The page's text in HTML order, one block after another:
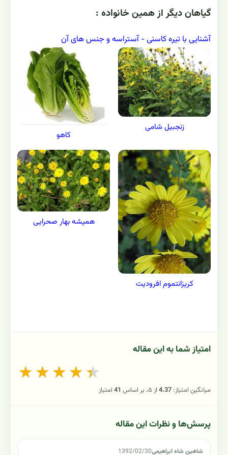
گياهان ديگر از همين خانواده :
آشنایی با تیره کاسنی - آستراسه و جنس های آن
زنجبیل شامی
کاهو
کریزانتموم افرودیت
همیشه بهار صحرایی
امتیاز شما به این مقاله
★ ★ ★ ★ ★
میانگین امتیاز: 4.37از ۵، بر اساس 41امتیاز
پرسش‌ها و نظرات این مقاله
شاهین شاه ابراهیمی1392/02/30